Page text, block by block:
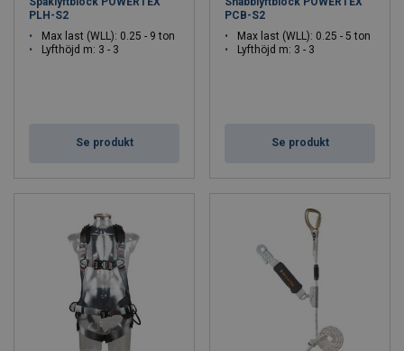
PLH-S2
Max last (WLL): 0.25 - 9 ton
Lyfthöjd m: 3 - 3
Se produkt
PCB-S2
Max last (WLL): 0.25 - 5 ton
Lyfthöjd m: 3 - 3
Se produkt